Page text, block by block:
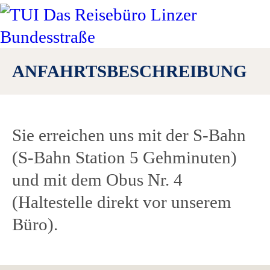
Limitiertes Kontingent.
Verlängerung der Aktion möglich.
Gutscheine.
ANFAHRTSBESCHREIBUNG
Sie erreichen uns mit der S-Bahn
(S-Bahn Station 5 Gehminuten)
und mit dem Obus Nr. 4
(Haltestelle direkt vor unserem
Büro).